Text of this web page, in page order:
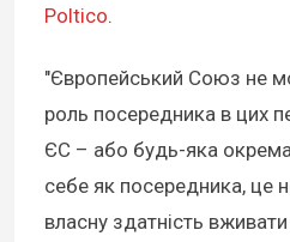
Poltico.
"Європейський Союз не
роль посередника в цих
ЄС – або будь-яка
себе як посередника, це
власну здатність